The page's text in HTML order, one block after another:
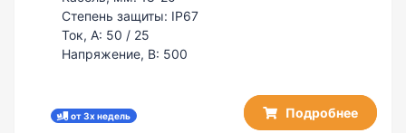
Степень защиты: IP67
Ток, А: 50 / 25
Напряжение, В: 500
от 3х недель Подробнее